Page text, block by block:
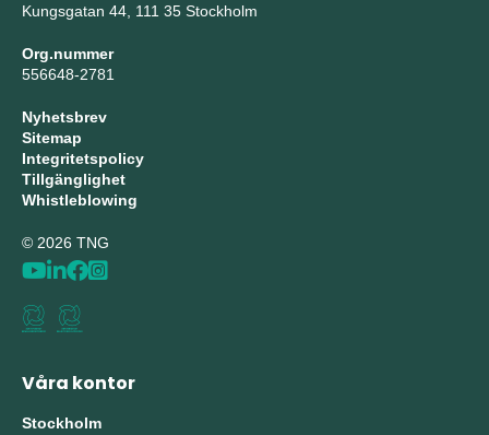
Kungsgatan 44, 111 35 Stockholm
Org.nummer
556648-2781
Nyhetsbrev
Sitemap
Integritetspolicy
Tillgänglighet
Whistleblowing
© 2026 TNG
Våra kontor
Stockholm